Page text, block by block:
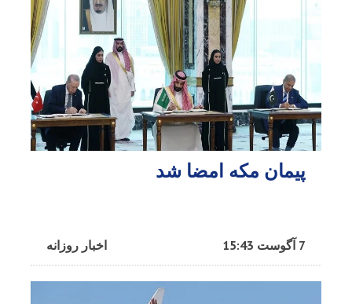
پیمان مکه امضا شد
اخبار روزانه 7 آگوست 15:43